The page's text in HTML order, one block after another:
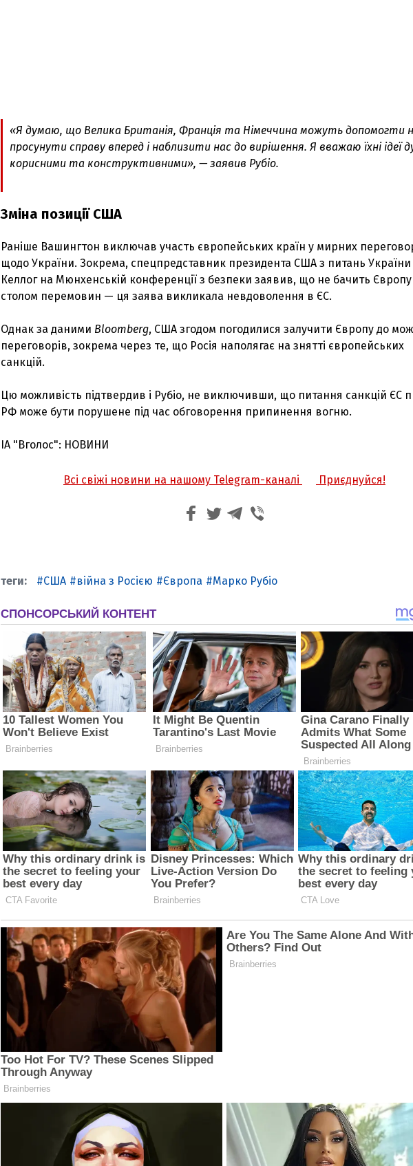
«Я думаю, що Велика Британія, Франція та Німеччина можуть допомогти
просунути справу вперед і наблизити нас до вирішення. Я вважаю їхні ідеї
корисними та конструктивними», — заявив Рубіо.
Зміна позиції США
Раніше Вашингтон виключав участь європейських країн у мирних
щодо України. Зокрема, спецпредставник президента США з питань України
Келлог на Мюнхенській конференції з безпеки заявив, що не бачить Європу
столом перемовин — ця заява викликала невдоволення в ЄС.
Однак за даними Bloomberg, США згодом погодилися залучити Європу до
переговорів, зокрема через те, що Росія наполягає на знятті європейських
санкцій.
Цю можливість підтвердив і Рубіо, не виключивши, що питання санкцій ЄС
РФ може бути порушене під час обговорення припинення вогню.
ІА "Вголос": НОВИНИ
Всі свіжі новини на нашому Telegram-каналі Приєднуйся!
США війна з Росією Європа Марко Рубіо